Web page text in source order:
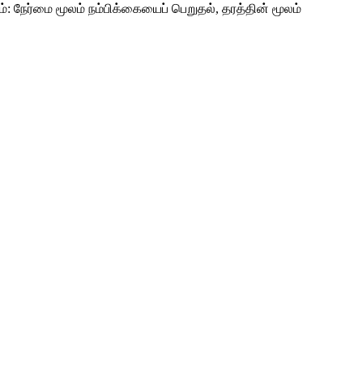
நேர்மை மூலம் நம்பிக்கையைப் பெறுதல், தரத்தின் மூலம்